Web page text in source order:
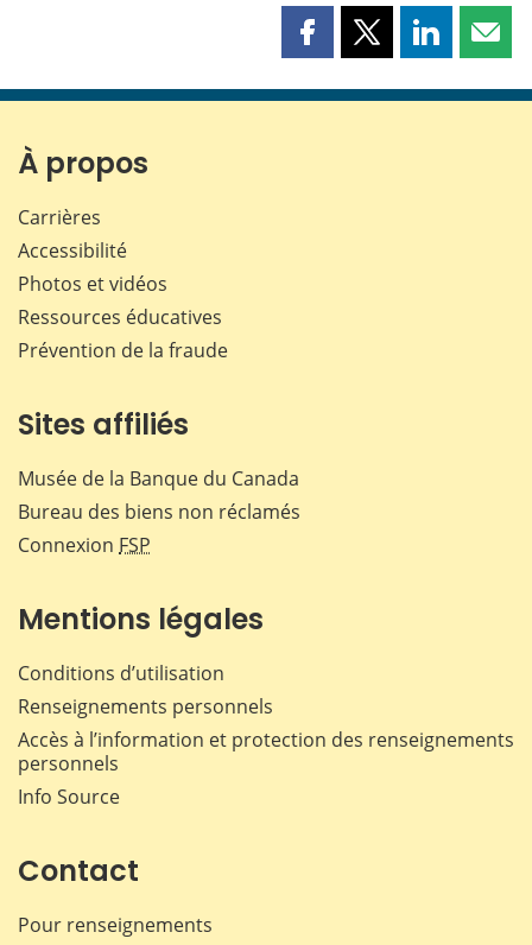
Partager
page
Partager
page
Partager
page page
À propos
Carrières
Accessibilité
Photos et vidéos
Ressources éducatives
Prévention de la fraude
Sites affiliés
Musée de la Banque du Canada
Bureau des biens non réclamés
Connexion FSP
Mentions légales
Conditions d’utilisation
Renseignements personnels
Accès à l’information et protection des renseignements
personnels
Info Source
Contact
Pour renseignements